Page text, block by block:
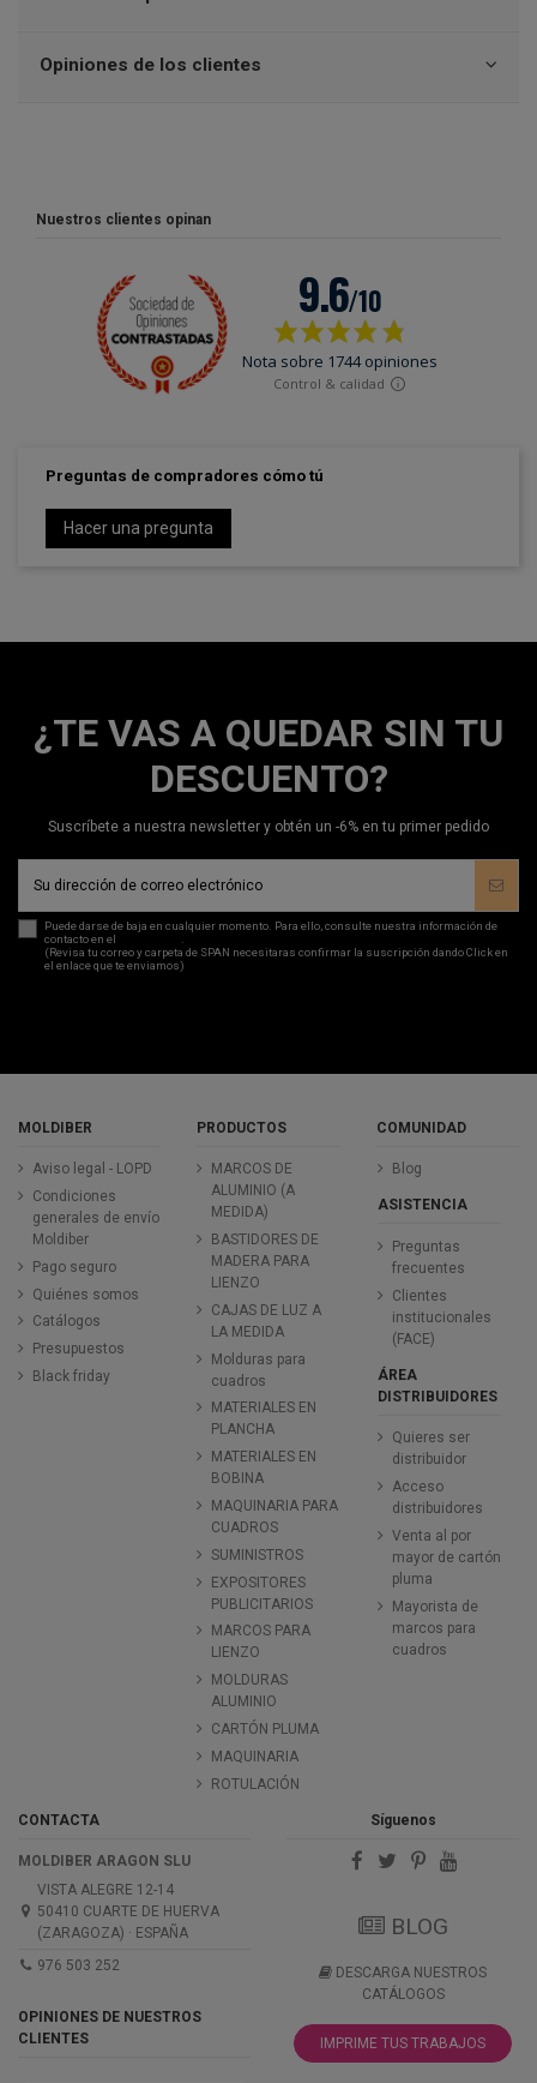
Opiniones de los clientes
Nuestros clientes opinan
Preguntas de compradores cómo tú
Hacer una pregunta
¿TE VAS A QUEDAR SIN TU
DESCUENTO?
Suscríbete a nuestra newsletter y obtén un -6% en tu primer pedido
Puede darse de baja en cualquier momento. Para ello, consulte nuestra información de
contacto en el
.
(Revisa tu correo y carpeta de SPAN necesitaras confirmar la suscripción dando Click en
el enlace que te enviamos)
MOLDIBER
Aviso legal - LOPD
Condiciones
generales de envío
Moldiber
Pago seguro
Quiénes somos
Catálogos
Presupuestos
Black friday
PRODUCTOS
MARCOS DE
ALUMINIO (A
MEDIDA)
BASTIDORES DE
MADERA PARA
LIENZO
CAJAS DE LUZ A
LA MEDIDA
Molduras para
cuadros
MATERIALES EN
PLANCHA
MATERIALES EN
BOBINA
MAQUINARIA PARA
CUADROS
SUMINISTROS
EXPOSITORES
PUBLICITARIOS
MARCOS PARA
LIENZO
MOLDURAS
ALUMINIO
CARTÓN PLUMA
MAQUINARIA
ROTULACIÓN
COMUNIDAD
Blog
ASISTENCIA
Preguntas
frecuentes
Clientes
institucionales
(FACE)
ÁREA
DISTRIBUIDORES
Quieres ser
distribuidor
Acceso
distribuidores
Venta al por
mayor de cartón
pluma
Mayorista de
marcos para
cuadros
CONTACTA
MOLDIBER ARAGON SLU
VISTA ALEGRE 12-14
50410 CUARTE DE HUERVA
(ZARAGOZA) · ESPAÑA
976 503 252
OPINIONES DE NUESTROS
CLIENTES
Síguenos
BLOG
DESCARGA NUESTROS
CATÁLOGOS
IMPRIME TUS TRABAJOS